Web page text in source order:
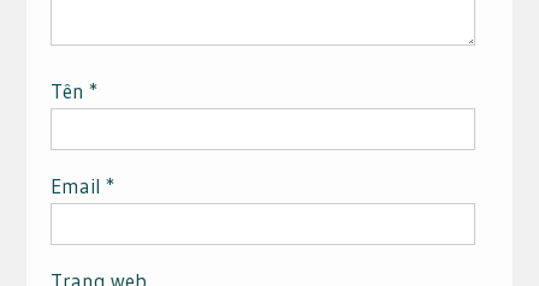
Tên *
Email *
Trang web